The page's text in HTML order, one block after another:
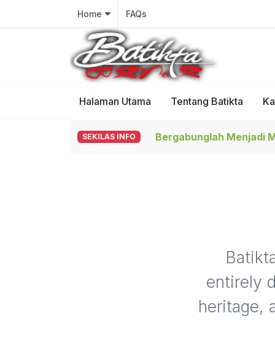
Home FAQs
Halaman Utama Tentang Batikta
SEKILAS INFO Bergabunglah Menjadi
entirely
heritage,